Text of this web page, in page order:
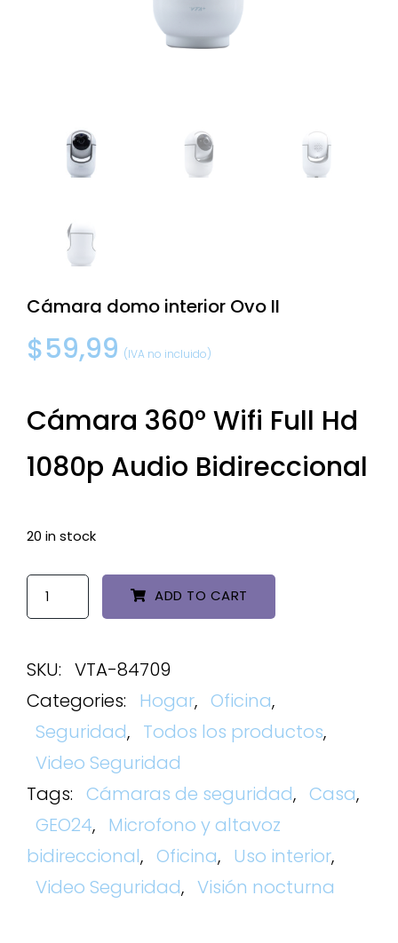
Cámara domo interior Ovo II
$59,99 (IVA no incluido)
Cámara 360° Wifi Full Hd
1080p Audio Bidireccional
20 in stock
ADD TO CART
SKU: VTA-84709
Categories:
Hogar, Oficina,
Seguridad, Todos los productos,
Video Seguridad
Tags: Cámaras de seguridad, Casa,
GEO24, Microfono y altavoz
bidireccional, Oficina, Uso interior,
Video Seguridad, Visión nocturna